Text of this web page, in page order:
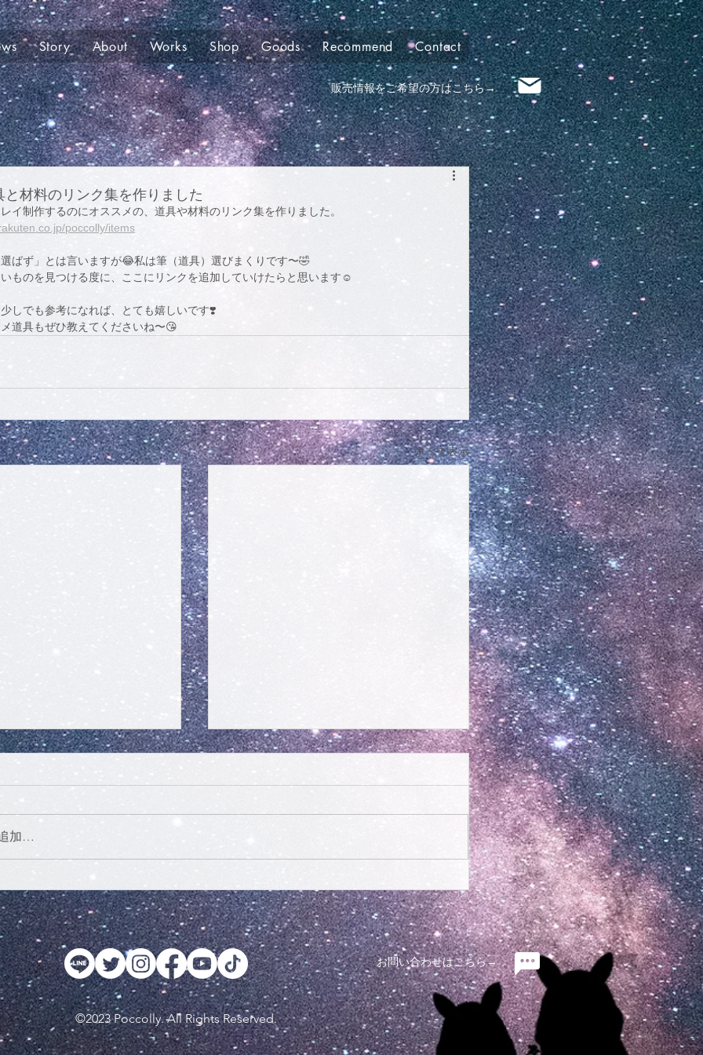
Story About Works Shop Goods Recommend Contact
販売情報​をご希望の方はこちら→
と材料のリンク集を作りました
イ制作するのにオススメの、道具や材料のリンク集を作りました。
poccolly/items
ばず」とは言いますが😂私は筆（道具）選びまくりです〜🤣
ものを見つける度に、ここにリンクを追加していけたらと思います☺️
しでも参考になれば、とても嬉しいです❣️
道具もぜひ教えてくださいね〜😘
すべて表示
』（銀座人
Dolls）に出展します
【ふわふわのほわ8】ネット通販の
お知らせ
加…
お問い合わせはこちら→
©2023 Poccolly. All Rights Reserved.